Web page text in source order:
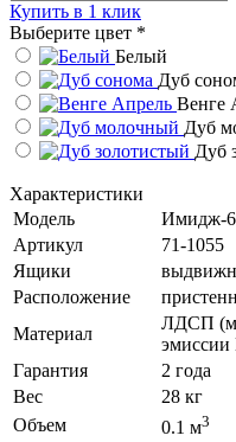
Купить в 1 клик
Выберите цвет *
Белый
Дуб
Венге
Дуб
Дуб
Характеристики
Модель
Имидж-
Артикул
71-1055
Ящики
Расположение
Материал
ЛДСП
эмиссии
Гарантия
2 года
Вес
28 кг
Объем
0.1 м3